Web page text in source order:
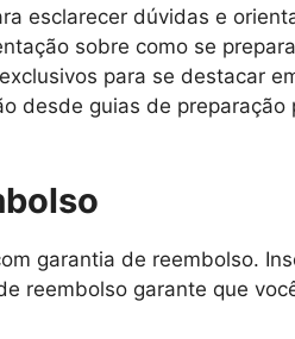
esclarecer dúvidas e
sobre como se
para se destacar
desde guias de
garantia de reembolso.
reembolso garante que